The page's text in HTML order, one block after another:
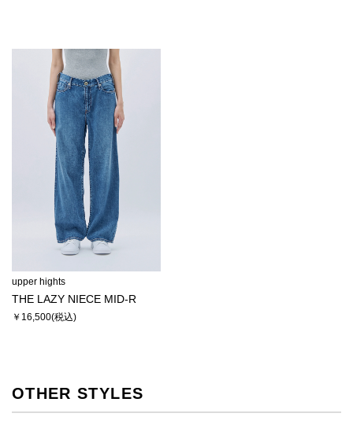
upper hights
THE LAZY NIECE MID-R
￥16,500
OTHER STYLES